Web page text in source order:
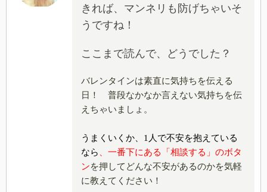
きれば、マンネリも防げちゃいそ
うですね！
ここまで読んで、どうでした？
バレンタインは素直に気持ちを伝える
日！ 普段なかなか言えない気持ちを伝
えちゃいましょ。
うまくいくか、1人で不安を抱えている
なら
、一番下にある
「相談する」のボタ
ンを押してどんな不安があるのかを気軽
に教えてください！